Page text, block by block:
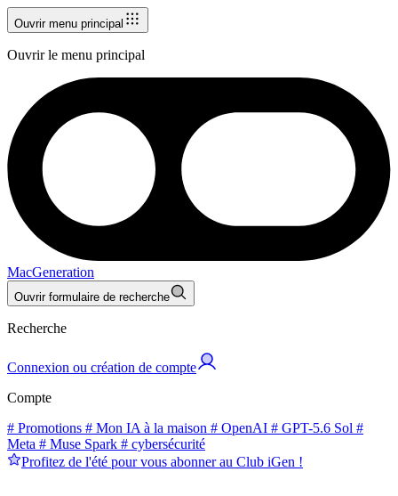
Ouvrir menu principal
Ouvrir le menu principal
MacGeneration
Ouvrir formulaire de recherche
Recherche
Connexion ou création de compte
Compte
# Promotions # Mon IA à la maison # OpenAI # GPT-5.6 Sol #
Meta # Muse Spark # cybersécurité
Profitez de l'été pour vous abonner au Club iGen !